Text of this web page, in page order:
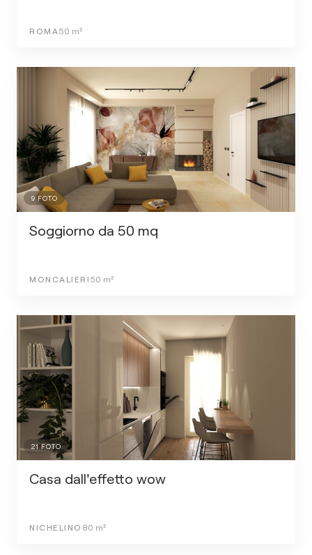
ROMA 50 m²
9 FOTO
Soggiorno da 50 mq
MONCALIERI 50 m²
21FOTO
Casa dall'effetto wow
NICHELINO 80 m²